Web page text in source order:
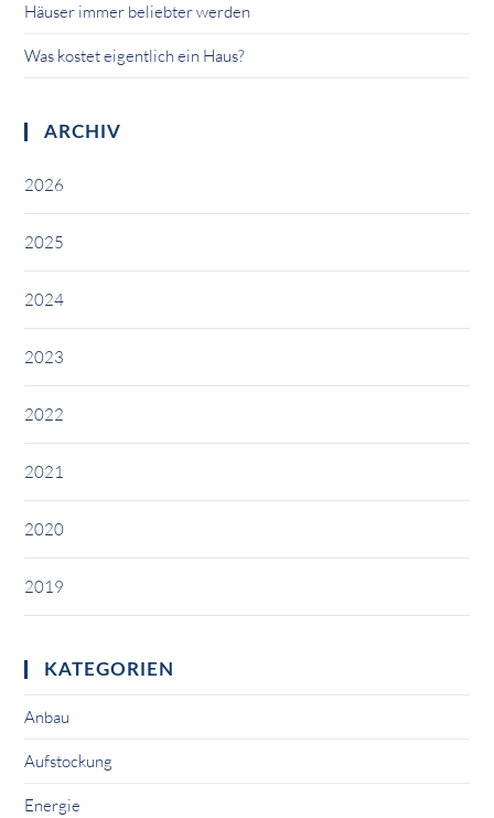
Häuser immer beliebter werden
Was kostet eigentlich ein Haus?
ARCHIV
2026
2025
2024
2023
2022
2021
2020
2019
KATEGORIEN
Anbau
Aufstockung
Energie